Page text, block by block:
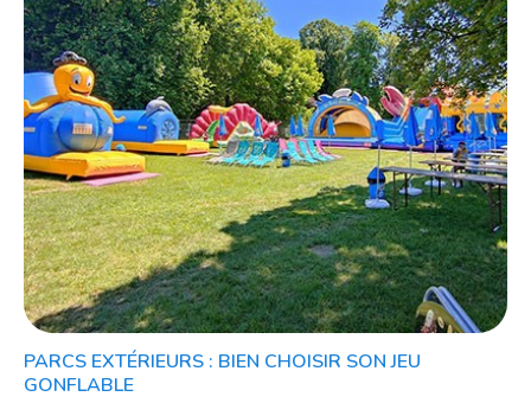
PARCS EXTÉRIEURS : BIEN CHOISIR SON JEU
GONFLABLE